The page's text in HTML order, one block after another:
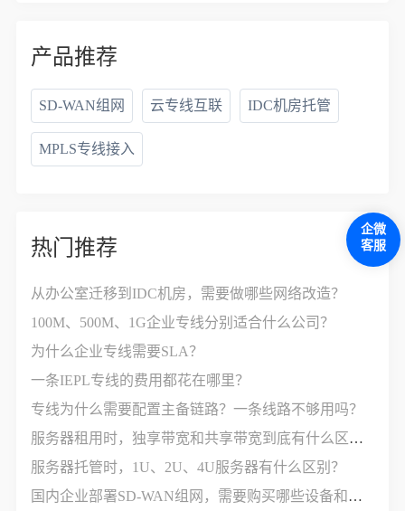
产品推荐
SD-WAN组网 云专线互联 IDC机房托管
MPLS专线接入
热门推荐
从办公室迁移到IDC机房，需要做哪些网络改造？
100M、500M、1G企业专线分别适合什么公司？
为什么企业专线需要SLA？
一条IEPL专线的费用都花在哪里？
专线为什么需要配置主备链路？一条线路不够用吗？
服务器租用时，独享带宽和共享带宽到底有什么区别？
服务器托管时，1U、2U、4U服务器有什么区别？
国内企业部署SD-WAN组网，需要购买哪些设备和服务？
企微
客服